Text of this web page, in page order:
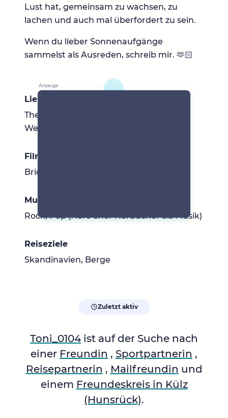
Lust hat, gemeinsam zu wachsen, zu
lachen und auch mal überfordert zu sein.
Wenn du lieber Sonnenaufgänge
sammelst als Ausreden, schreib mir. 🫶🏻
Lieblingsbücher
The big five for life, Café am Rande der
Welt, Klartext Ernährung
Filme & Serien
Bridgerton, Emily in Paris
Musik
Rock, Pop (Höre eher Hörbücher als Musik)
Reiseziele
Skandinavien, Berge
Zuletzt aktiv
Toni_0104ist auf der Suche nach
einer Freundin , Sportpartnerin ,
Reisepartnerin , Mailfreundin und
einem Freundeskreis in Külz
(Hunsrück).